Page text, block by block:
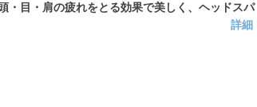
・目・肩の疲れをとる効果で美しく、ヘッドスパ
詳細